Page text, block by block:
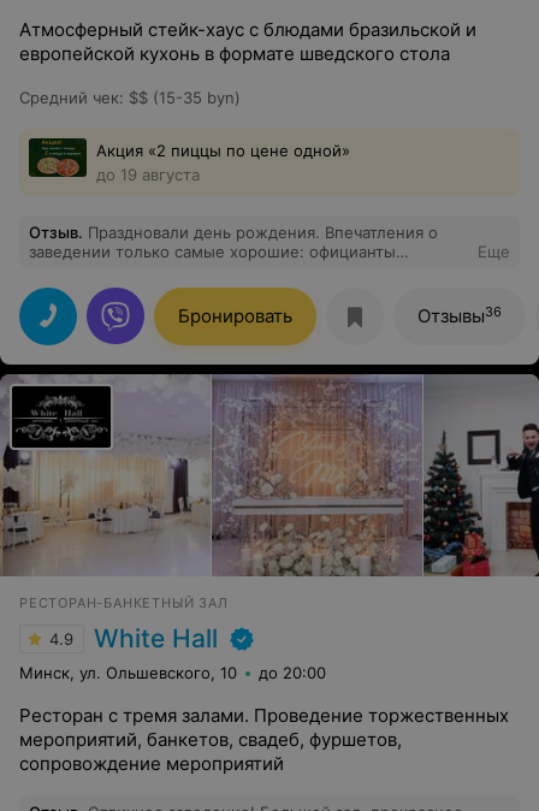
Атмосферный стейк-хаус с блюдами бразильской и
европейской кухонь в формате шведского стола
Средний чек: $$ (15-35 byn)
Акция «2 пиццы по цене одной»
до 19 августа
Отзыв. Праздновали день рождения. Впечатления о
заведении только самые хорошие: официанты
причем еще и вкусной, голодным никто не останется (
а за торт отдельное спасибо кухне!). Контингент
отличный, живая музыка и шоу-программа - в самое
сердце. Обязательно вернемся еще) Спасибо за
праздник)
Еще
Бронировать Отзывы36
РЕСТОРАН-БАНКЕТНЫЙ ЗАЛ
4.9 White Hall
Минск, ул. Ольшевского, 10 до 20:00
Ресторан с тремя залами. Проведение торжественных
мероприятий, банкетов, свадеб, фуршетов,
сопровождение мероприятий